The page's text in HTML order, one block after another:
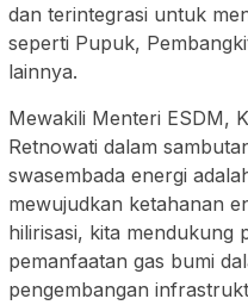
dan terintegrasi untuk
seperti Pupuk,
lainnya.
Mewakili Menteri ESDM,
Retnowati dalam
swasembada energi
mewujudkan ketahanan
hilirisasi, kita mendukung
pemanfaatan gas bumi
pengembangan